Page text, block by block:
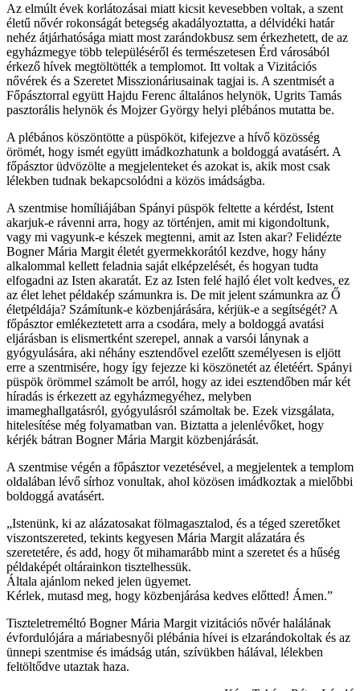
Az elmúlt évek korlátozásai miatt kicsit kevesebben voltak, a szent
életű nővér rokonságát betegség akadályoztatta, a délvidéki határ
nehéz átjárhatósága miatt most zarándokbusz sem érkezhetett, de az
egyházmegye több településéről és természetesen Érd városából
érkező hívek megtöltötték a templomot. Itt voltak a Vizitációs
nővérek és a Szeretet Misszionáriusainak tagjai is. A szentmisét a
Főpásztorral együtt Hajdu Ferenc általános helynök, Ugrits Tamás
pasztorális helynök és Mojzer György helyi plébános mutatta be.
A plébános köszöntötte a püspököt, kifejezve a hívő közösség
örömét, hogy ismét együtt imádkozhatunk a boldoggá avatásért. A
főpásztor üdvözölte a megjelenteket és azokat is, akik most csak
lélekben tudnak bekapcsolódni a közös imádságba.
A szentmise homíliájában Spányi püspök feltette a kérdést, Istent
akarjuk-e rávenni arra, hogy az történjen, amit mi kigondoltunk,
vagy mi vagyunk-e készek megtenni, amit az Isten akar? Felidézte
Bogner Mária Margit életét gyermekkorától kezdve, hogy hány
alkalommal kellett feladnia saját elképzelését, és hogyan tudta
elfogadni az Isten akaratát. Ez az Isten felé hajló élet volt kedves, ez
az élet lehet példakép számunkra is. De mit jelent számunkra az Ő
életpéldája? Számítunk-e közbenjárására, kérjük-e a segítségét? A
főpásztor emlékeztetett arra a csodára, mely a boldoggá avatási
eljárásban is elismertként szerepel, annak a varsói lánynak a
gyógyulására, aki néhány esztendővel ezelőtt személyesen is eljött
erre a szentmisére, hogy így fejezze ki köszönetét az életéért. Spányi
püspök örömmel számolt be arról, hogy az idei esztendőben már két
híradás is érkezett az egyházmegyéhez, melyben
imameghallgatásról, gyógyulásról számoltak be. Ezek vizsgálata,
hitelesítése még folyamatban van. Biztatta a jelenlévőket, hogy
kérjék bátran Bogner Mária Margit közbenjárását.
A szentmise végén a főpásztor vezetésével, a megjelentek a templom
oldalában lévő sírhoz vonultak, ahol közösen imádkoztak a mielőbbi
boldoggá avatásért.
„Istenünk, ki az alázatosakat fölmagasztalod, és a téged szeretőket
viszontszereted, tekints kegyesen Mária Margit alázatára és
szeretetére, és add, hogy őt mihamarább mint a szeretet és a hűség
példaképét oltárainkon tisztelhessük.
Általa ajánlom neked jelen ügyemet.
Kérlek, mutasd meg, hogy közbenjárása kedves előtted! Ámen.”
Tiszteletreméltó Bogner Mária Margit vizitációs nővér halálának
évfordulójára a máriabesnyői plébánia hívei is elzarándokoltak és az
ünnepi szentmise és imádság után, szívükben hálával, lélekben
feltöltődve utaztak haza.